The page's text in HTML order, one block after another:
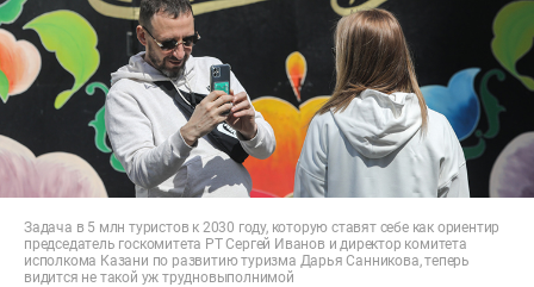
Задача в 5 млн туристов к 2030 году, которую ставят себе как ориентир
председатель госкомитета РТ Сергей Иванов и директор комитета
исполкома Казани по развитию туризма Дарья Санникова, теперь
видится не такой уж трудновыполнимой